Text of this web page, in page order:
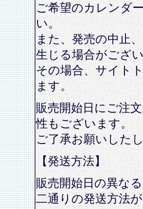
ご希望のカレンダ
い。
また、発売の中止
生じる場合がござ
その場合、サイト
ます。
販売開始日にご注
性もございます。
ご了承お願いした
【発送方法】
販売開始日の異な
二通りの発送方法